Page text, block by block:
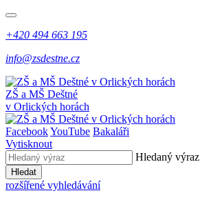
+420 494 663 195
info@zsdestne.cz
ZŠ a MŠ Deštné
v Orlických horách
FacebookYouTube Bakaláři
Vytisknout
Hledaný výraz
Hledat
rozšířené vyhledávání